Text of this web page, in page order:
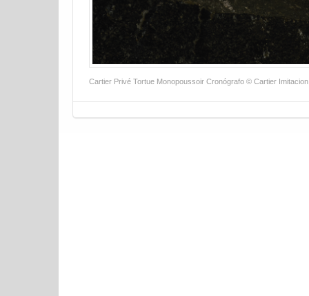
Cartier Privé Tortue Monopoussoir Cronógrafo © Cartier Imitacion